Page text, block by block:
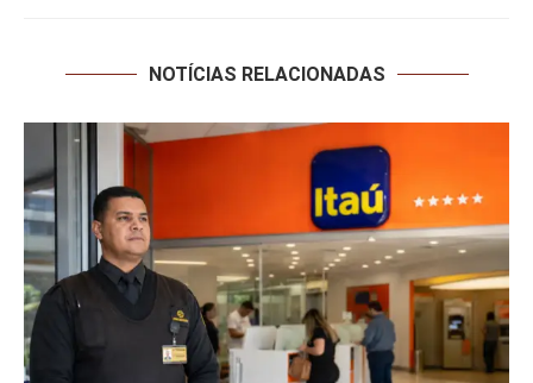
NOTÍCIAS RELACIONADAS